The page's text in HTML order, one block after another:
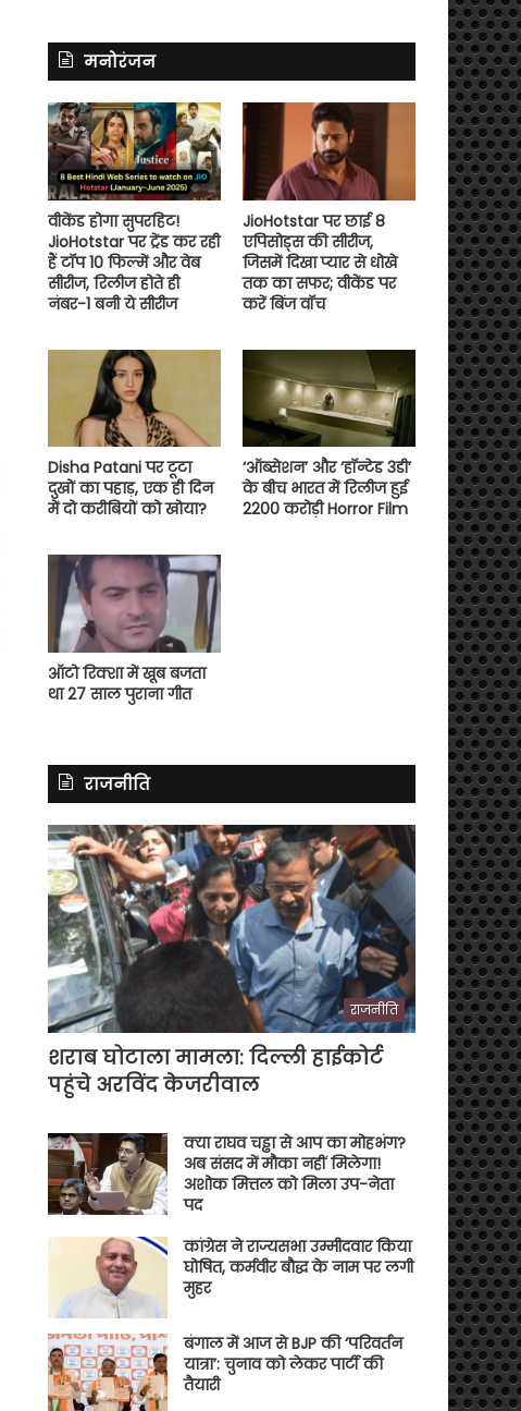
मनोरंजन
वीकेंड होगा सुपरहिट!
JioHotstar पर ट्रेंड कर रही
हैं टॉप 10 फिल्में और वेब
सीरीज, रिलीज होते ही
नंबर-1 बनी ये सीरीज
JioHotstar पर छाई 8
एपिसोड्स की सीरीज,
जिसमें दिखा प्यार से धोखे
तक का सफर; वीकेंड पर
करें बिंज वॉच
Disha Patani पर टूटा
दुखों का पहाड़, एक ही दिन
में दो करीबियों को खोया?
‘ऑब्सेशन’ और ‘हॉन्टेड 3डी’
के बीच भारत में रिलीज हुई
2200 करोड़ी Horror Film
ऑटो रिक्शा में खूब बजता
था 27 साल पुराना गीत
राजनीति
राजनीति
शराब घोटाला मामला: दिल्ली हाईकोर्ट
पहुंचे अरविंद केजरीवाल
क्या राघव चड्ढा से आप का मोहभंग?
अब संसद में मौका नहीं मिलेगा!
अशोक मित्तल को मिला उप-नेता
पद
कांग्रेस ने राज्यसभा उम्मीदवार किया
घोषित, कर्मवीर बौद्ध के नाम पर लगी
मुहर
बंगाल में आज से BJP की ‘परिवर्तन
यात्रा’: चुनाव को लेकर पार्टी की
तैयारी